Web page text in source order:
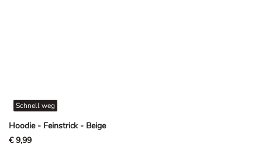
Hoodie - Feinstrick - Beige
Schnell weg
€ 9,99